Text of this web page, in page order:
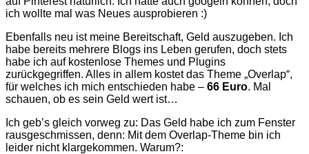
ich wollte mal was Neues ausprobieren :)
Ebenfalls neu ist meine Bereitschaft, Geld auszugeben. Ich
habe bereits mehrere Blogs ins Leben gerufen, doch stets
habe ich auf kostenlose Themes und Plugins
zurückgegriffen. Alles in allem kostet das Theme „Overlap“,
für welches ich mich entschieden habe – 66 Euro. Mal
schauen, ob es sein Geld wert ist…
Ich geb’s gleich vorweg zu: Das Geld habe ich zum Fenster
rausgeschmissen, denn: Mit dem Overlap-Theme bin ich
leider nicht klargekommen. Warum?: